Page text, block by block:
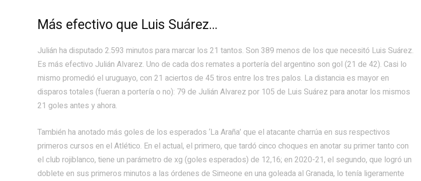
Más efectivo que Luis Suárez…
Julián ha disputado 2.593 minutos para marcar los 21 tantos. Son 389 menos de los que necesitó Luis Suárez.
Es más efectivo Julián Alvarez. Uno de cada dos remates a portería del argentino son gol (21 de 42). Casi lo
mismo promedió el uruguayo, con 21 aciertos de 45 tiros entre los tres palos. La distancia es mayor en
disparos totales (fueran a portería o no): 79 de Julián Alvarez por 105 de Luis Suárez para anotar los mismos
21 goles antes y ahora.
También ha anotado más goles de los esperados ‘La Araña’ que el atacante charrúa en sus respectivos
primeros cursos en el Atlético. En el actual, el primero, que tardó cinco choques en anotar su primer tanto con
el club rojiblanco, tiene un parámetro de xg (goles esperados) de 12,16; en 2020-21, el segundo, que logró un
doblete en sus primeros minutos a las órdenes de Simeone en una goleada al Granada, lo tenía ligeramente